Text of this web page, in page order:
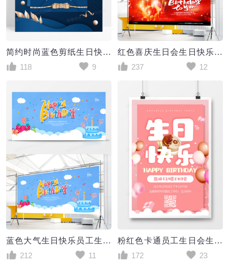
简约时尚蓝色剪纸生日快乐生日会海报
118
9
红色喜庆生日会生日快乐宣传展板设计
237
12
蓝色大气生日快乐员工生日会展板设计
212
11
粉红色卡通员工生日会生日快乐海报
172
23